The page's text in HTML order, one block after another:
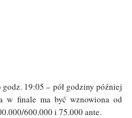
19:05 – pół godziny później
w finale ma być wznowiona od
600.000 i 75.000 ante.